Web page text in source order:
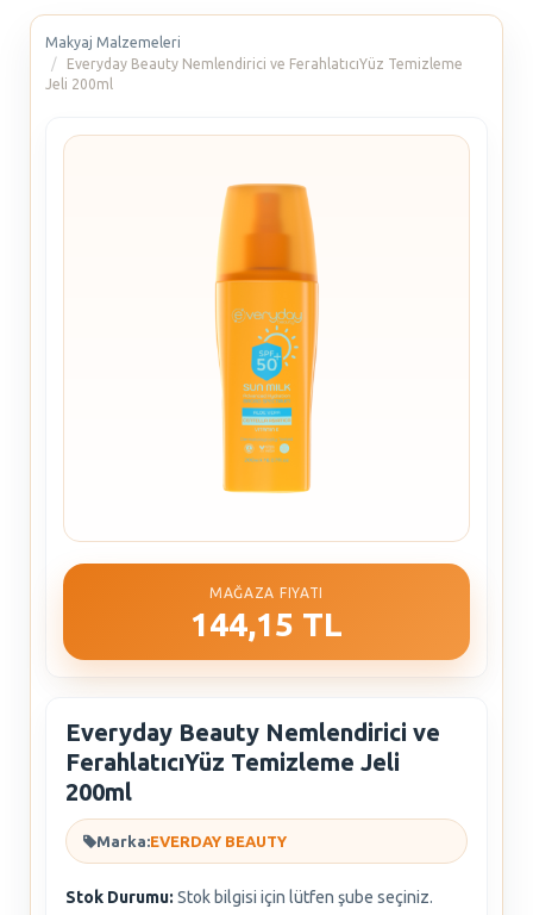
Makyaj Malzemeleri
Everyday Beauty Nemlendirici ve FerahlatıcıYüz Temizleme
Jeli 200ml
MAĞAZA FIYATI
144,15 TL
Everyday Beauty Nemlendirici ve
FerahlatıcıYüz Temizleme Jeli
200ml
Marka:EVERDAY BEAUTY
Stok Durumu: Stok bilgisi için lütfen şube seçiniz.